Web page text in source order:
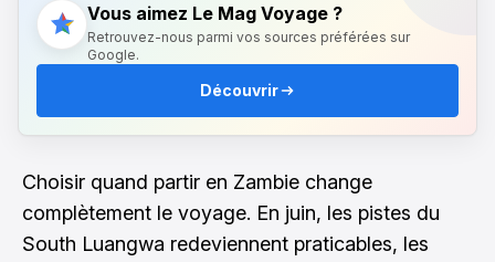
Vous aimez Le Mag Voyage ?
Retrouvez-nous parmi vos sources préférées sur
Google.
Découvrir
Choisir quand partir en Zambie change
complètement le voyage. En juin, les pistes du
South Luangwa redeviennent praticables, les